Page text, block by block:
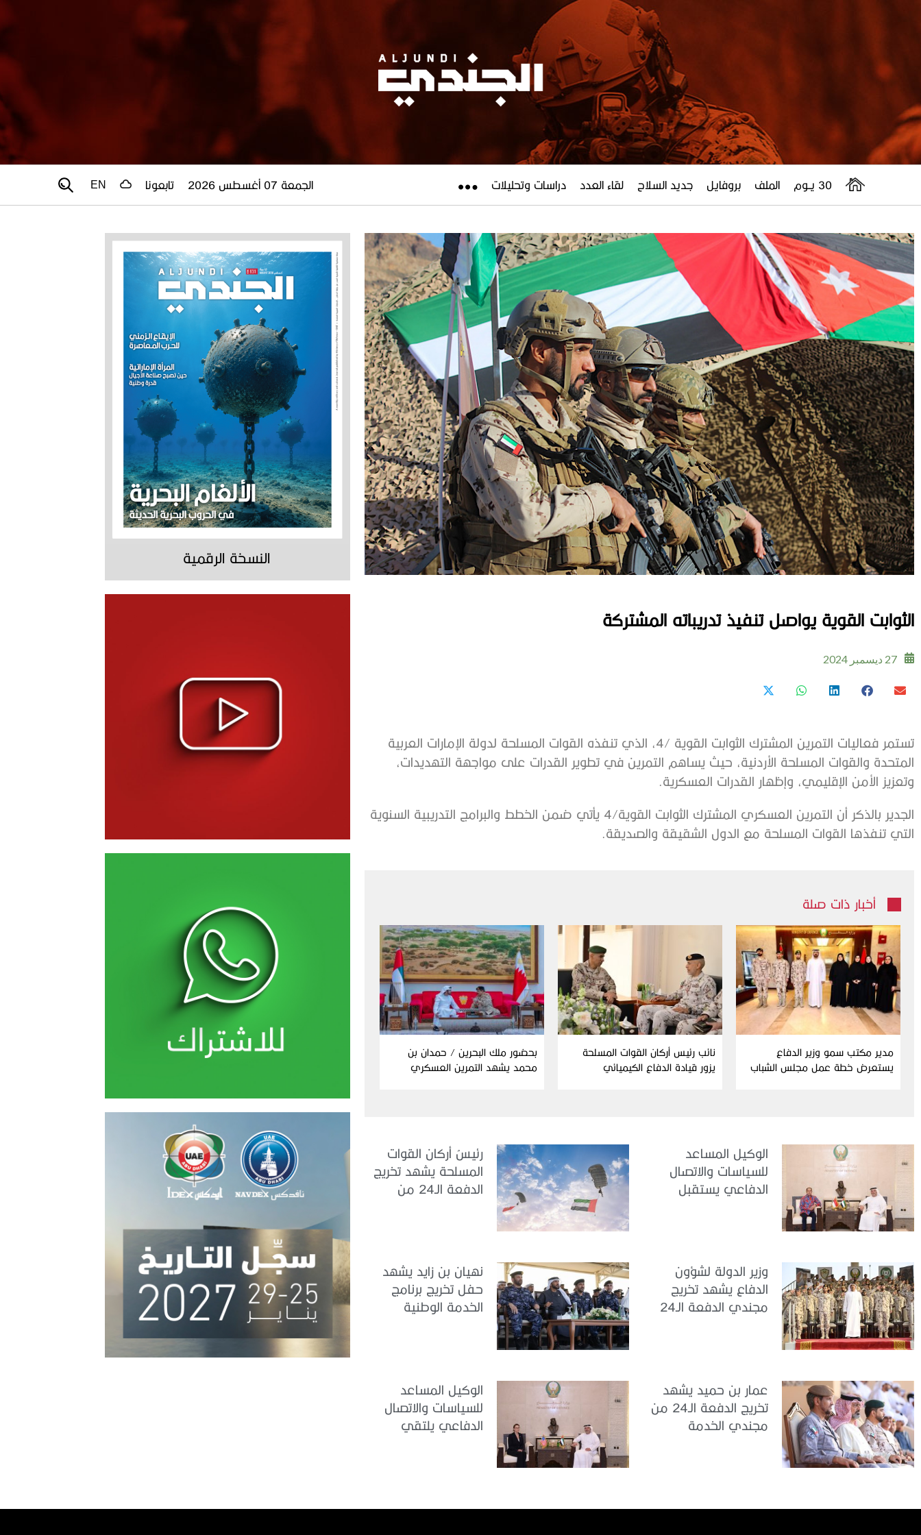
30 يــوم الملف بروفايل جديد السلاح لقاء العدد دراسات وتحليلات الجمعة 07 أغسطس 2026 تابعونا EN
الثوابت القوية يواصل تنفيذ تدريباته المشتركة
27 ديسمبر 2024
تستمر فعاليات التمرين المشترك الثوابت القوية /4، الذي تنفذه القوات المسلحة لدولة الإمارات العربية
المتحدة والقوات المسلحة الأردنية، حيث يساهم التمرين في تطوير القدرات على مواجهة التهديدات،
وتعزيز الأمن الإقليمي، وإظهار القدرات العسكرية.
الجدير بالذكر أن التمرين العسكري المشترك الثوابت القوية/4 يأتي ضمن الخطط والبرامج التدريبية السنوية
التي تنفذها القوات المسلحة مع الدول الشقيقة والصديقة.
أخبار ذات صلة
مدير مكتب سمو وزير الدفاع
يستعرض خطة عمل مجلس الشباب
نائب رئيس أركان القوات المسلحة
يزور قيادة الدفاع الكيميائي
بحضور ملك البحرين / حمدان بن
محمد يشهد التمرين العسكري
الوكيل المساعد
للسياسات والاتصال
الدفاعي يستقبل
رئيسُ أركان القوات
المسلحة يشهد تخريج
الدفعة الـ24 من
وزير الدولة لشؤون
الدفاع يشهد تخريج
مجندي الدفعة الـ24
نهيان بن زايد يشهد
حفل تخريج برنامج
الخدمة الوطنية
عمار بن حميد يشهد
تخريج الدفعة الـ24 من
مجندي الخدمة
الوكيل المساعد
للسياسات والاتصال
الدفاعي يلتقي
النسخة الرقمية